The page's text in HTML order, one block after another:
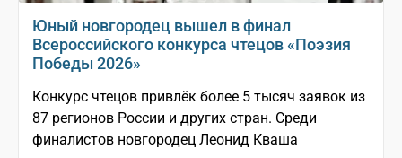
Юный новгородец вышел в финал
Всероссийского конкурса чтецов «Поэзия
Победы 2026»
Конкурс чтецов привлёк более 5 тысяч заявок из
87 регионов России и других стран. Среди
финалистов новгородец Леонид Кваша